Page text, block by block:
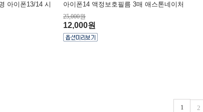
아이폰13/14 시
아이폰14 액정보호필름 3매 애스톤네이처
25,000원
12,000원
1 2